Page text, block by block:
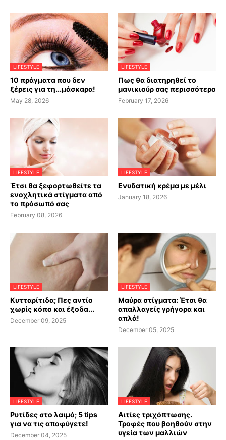
LIFESTYLE
10 πράγματα που δεν
ξέρεις για τη...μάσκαρα!
May 28, 2026
LIFESTYLE
Πως θα διατηρηθεί το
μανικιούρ σας περισσότερο
February 17, 2026
LIFESTYLE
Έτσι θα ξεφορτωθείτε τα
ενοχλητικά στίγματα από
το πρόσωπό σας
February 08, 2026
LIFESTYLE
Ενυδατική κρέμα με μέλι
January 18, 2026
LIFESTYLE
Κυτταρίτιδα; Πες αντίο
χωρίς κόπο και έξοδα...
December 09, 2025
LIFESTYLE
Μαύρα στίγματα: Έτσι θα
απαλλαγείς γρήγορα και
απλά!
December 05, 2025
LIFESTYLE
Ρυτίδες στο λαιμό; 5 tips
για να τις αποφύγετε!
December 04, 2025
LIFESTYLE
Αιτίες τριχόπτωσης.
Τροφές που βοηθούν στην
υγεία των μαλλιών